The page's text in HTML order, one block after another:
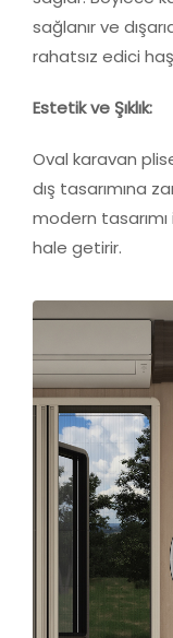
sağlanır ve
rahatsız edici
Estetik ve Şıklık:
Oval karavan
dış tasarımına
modern tasarımı
hale getirir.